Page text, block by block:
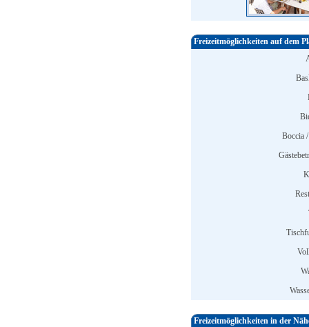
Freizeitmöglichkeiten auf dem
Boccia
Freizeitmöglichkeiten in der